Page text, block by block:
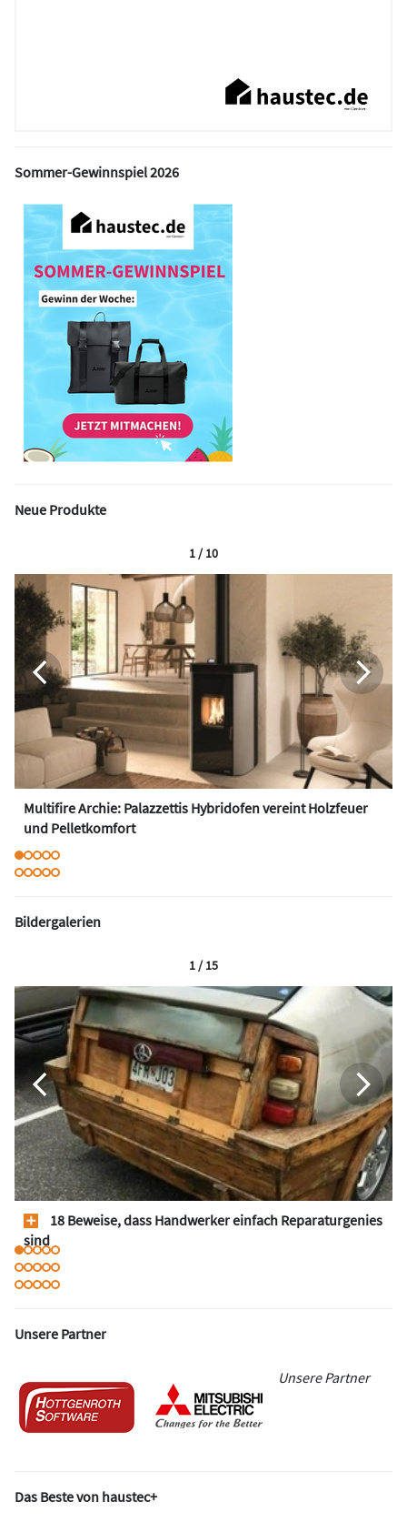
Sommer-Gewinnspiel 2026
Neue Produkte
Multifire Archie: Palazzettis Hybridofen vereint Holzfeuer
und Pelletkomfort
1 / 10
Bildergalerien
18 Beweise, dass Handwerker einfach Reparaturgenies
sind
1 / 15
Unsere Partner
Unsere Partner
Das Beste von haustec+